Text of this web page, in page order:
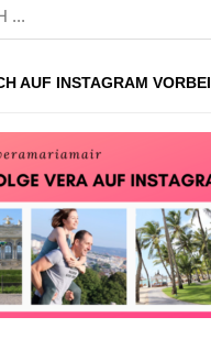
AUF INSTAGRAM VORBEI